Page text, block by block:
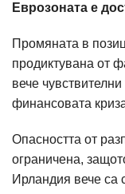
Еврозоната е
Промяната в
продиктувана от
вече
финансовата
Опасността от
ограничена,
Ирландия вече са